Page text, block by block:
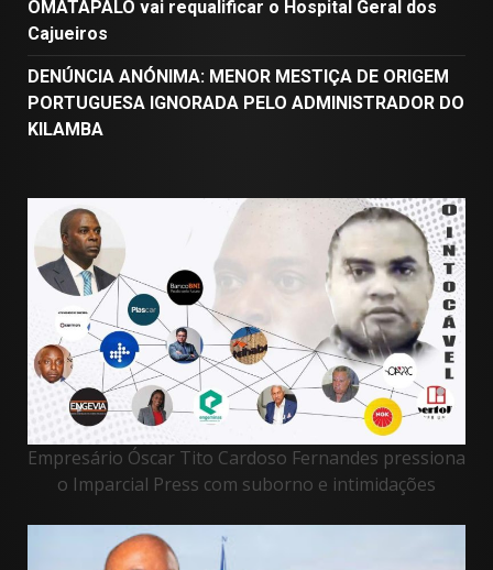
OMATAPALO vai requalificar o Hospital Geral dos
Cajueiros
DENÚNCIA ANÓNIMA: MENOR MESTIÇA DE ORIGEM
PORTUGUESA IGNORADA PELO ADMINISTRADOR DO
KILAMBA
Empresário Óscar Tito Cardoso Fernandes pressiona
o Imparcial Press com suborno e intimidações